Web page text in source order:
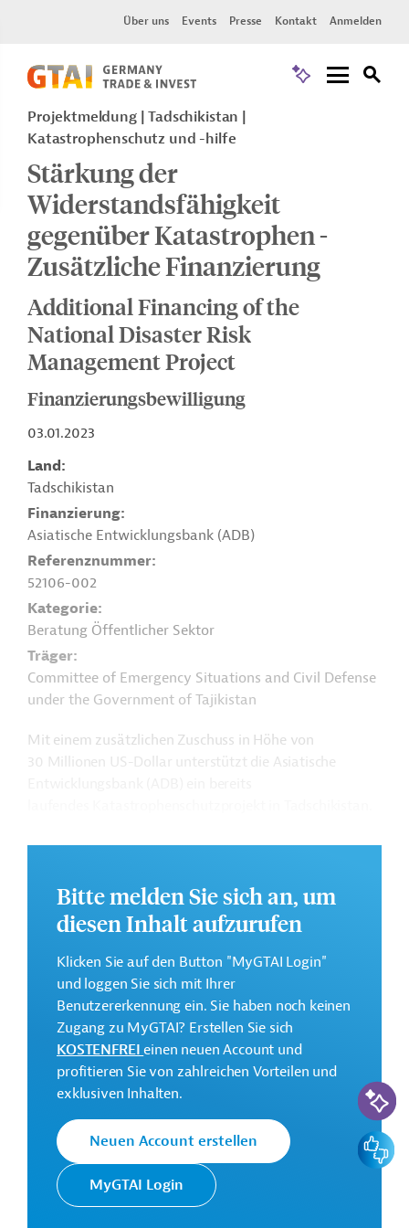
Über uns Events Presse Kontakt Anmelden
Projektmeldung
Tadschikistan
Katastrophenschutz und -hilfe
Stärkung der
Widerstandsfähigkeit
gegenüber Katastrophen -
Zusätzliche Finanzierung
Additional Financing of the
National Disaster Risk
Management Project
Finanzierungsbewilligung
03.01.2023
Land
Tadschikistan
Finanzierung
Asiatische Entwicklungsbank (ADB)
Referenznummer
52106-002
Kategorie
Beratung Öffentlicher Sektor
Träger
Committee of Emergency Situations and Civil Defense
under the Government of Tajikistan
Mit einem zusätzlichen Zuschuss in Höhe von
30 Millionen US-Dollar unterstützt die Asiatische
Ziel des Projekts ist die Unterstützung des laufenden
ist die Stärkung der technischen und fachlichen
Kapazitäten des Projektträgers sowie die Verbesserung
der Katastrophenversorgung des Landes im Hinblick
auf den Klimawandel.
Weitere Informationen zu dem Entwicklungsprojekt
finden Sie auf derWebseite der ADB
.
Geberbeitrag:
30 Millionen US-Dollar (Zuschuss)
Kontaktadressen
Die ADB ist die wichtigste
Bitte melden Sie sich an, um
diesen Inhalt aufzurufen
Klicken Sie auf den Button "MyGTAI Login"
und loggen Sie sich mit Ihrer
Benutzererkennung ein. Sie haben noch keinen
Zugang zu MyGTAI? Erstellen Sie sich
KOSTENFREIeinen neuen Account und
profitieren Sie von zahlreichen Vorteilen und
exklusiven Inhalten.
Neuen Account erstellen
MyGTAI Login
KI-